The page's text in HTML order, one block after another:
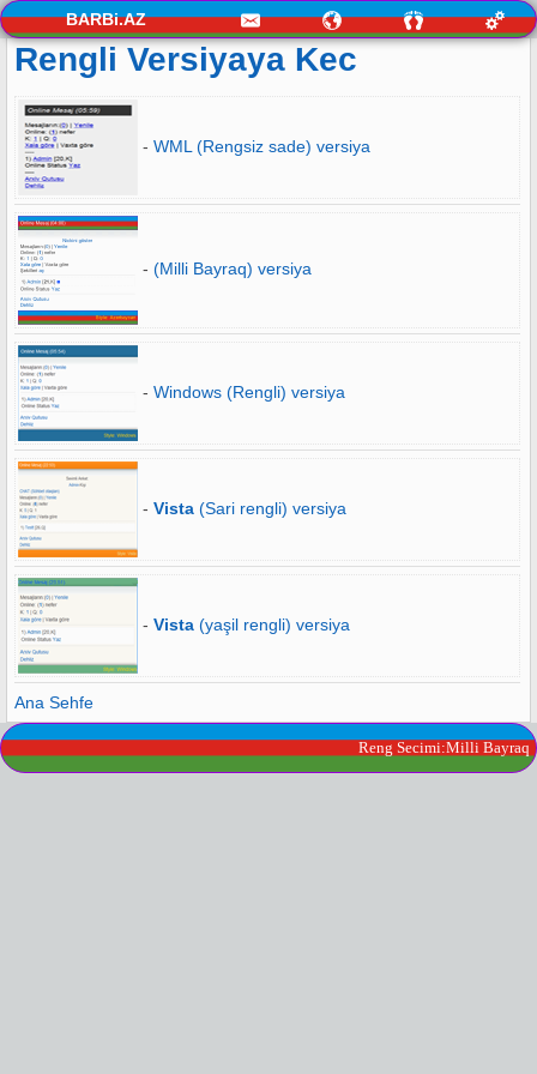
BARBi.AZ
Rengli Versiyaya Kec
- WML (Rengsiz sade) versiya
- (Milli Bayraq) versiya
- Windows (Rengli) versiya
- Vista (Sari rengli) versiya
- Vista (yaşil rengli) versiya
Ana Sehfe
Reng Secimi:Milli Bayraq